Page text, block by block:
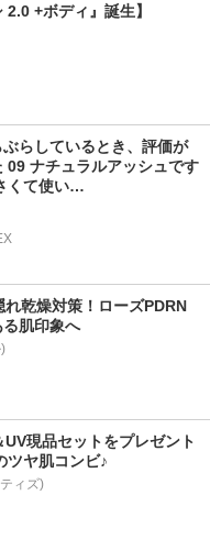
2.0 +ボディ』誕生】
らしているとき、評価が
09 ナチュラルアッシュです
くて使い…
乾燥対策！ローズPDRN
肌印象へ
現品セットをプレゼント
ツヤ肌コンビ♪
ィズ)